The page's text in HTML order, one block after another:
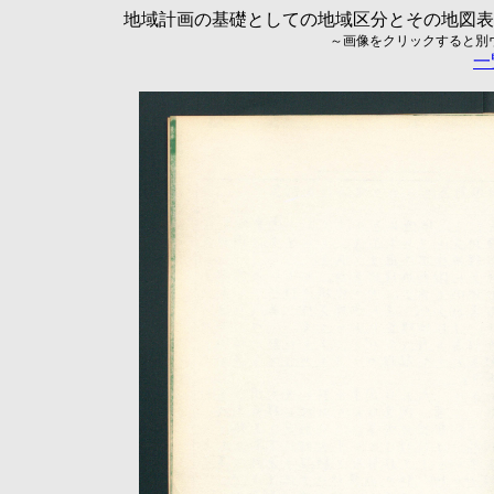
地域計画の基礎としての地域区分とその地
～画像をクリックすると
一